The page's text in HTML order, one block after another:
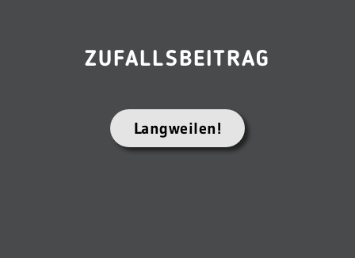
ZUFALLSBEITRAG
Langweilen!